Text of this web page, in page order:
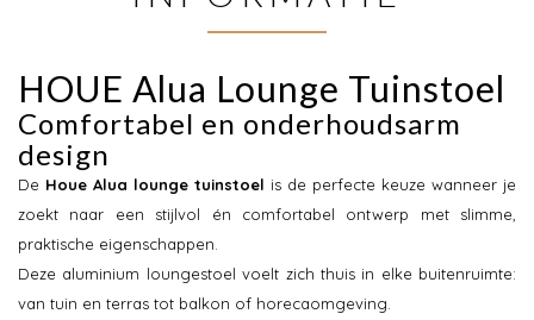
HOUE Alua Lounge Tuinstoel
Comfortabel en onderhoudsarm
design
De Houe Alua lounge tuinstoel is de perfecte keuze wanneer je
zoekt naar een stijlvol én comfortabel ontwerp met slimme,
praktische eigenschappen.
Deze aluminium loungestoel voelt zich thuis in elke buitenruimte:
van tuin en terras tot balkon of horecaomgeving.